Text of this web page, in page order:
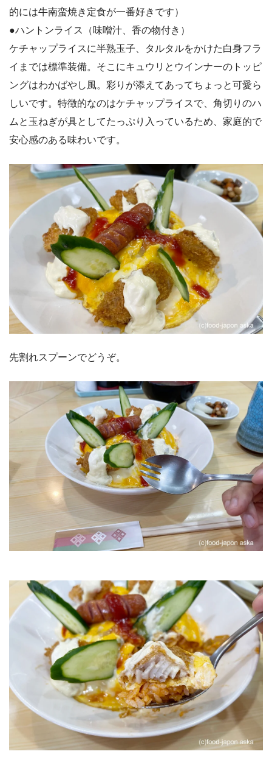
的には牛南蛮焼き定食が一番好きです）
●ハントンライス（味噌汁、香の物付き）
ケチャップライスに半熟玉子、タルタルをかけた白身フラ
イまでは標準装備。そこにキュウリとウインナーのトッピ
ングはわかばやし風。彩りが添えてあってちょっと可愛ら
しいです。特徴的なのはケチャップライスで、角切りのハ
ムと玉ねぎが具としてたっぷり入っているため、家庭的で
安心感のある味わいです。
先割れスプーンでどうぞ。